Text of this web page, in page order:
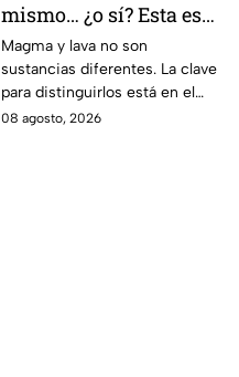
mismo… ¿o sí? Esta es
la explicación
Magma y lava no son
sustancias diferentes. La clave
para distinguirlos está en el
lugar donde se encuentra el
08 agosto, 2026